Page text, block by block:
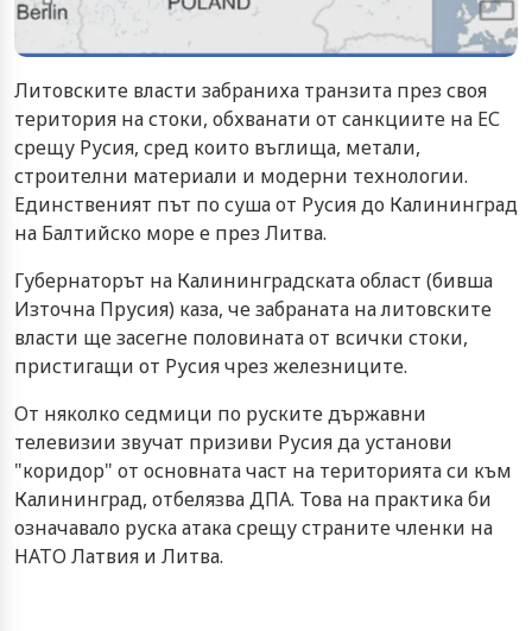
Литовските власти забраниха транзита през своя
територия на стоки, обхванати от санкциите на ЕС
срещу Русия, сред които въглища, метали,
строителни материали и модерни технологии.
Единственият път по суша от Русия до Калининград
на Балтийско море е през Литва.
Губернаторът на Калининградската област (бивша
Източна Прусия) каза, че забраната на литовските
власти ще засегне половината от всички стоки,
пристигащи от Русия чрез железниците.
От няколко седмици по руските държавни
телевизии звучат призиви Русия да установи
"коридор" от основната част на територията си към
Калининград, отбелязва ДПА. Това на практика би
означавало руска атака срещу страните членки на
НАТО Латвия и Литва.